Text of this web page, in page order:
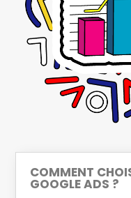
COMMENT
GOOGLE ADS ?